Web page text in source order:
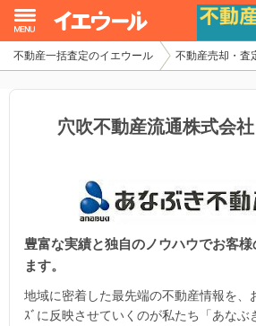
不動産一括査定のイエウール 不動産売却・査
穴吹不動産流通株式会
豊富な実績と独自のノウハウでお客
ます。
地域に密着した最先端の不動産情報を、
ｽﾞに反映させていくのが私たち「あなぶ
イエウール加盟希望の不動産会社様
不動産の売却・一括査定
家査定シミュレーター
お問い合わせ